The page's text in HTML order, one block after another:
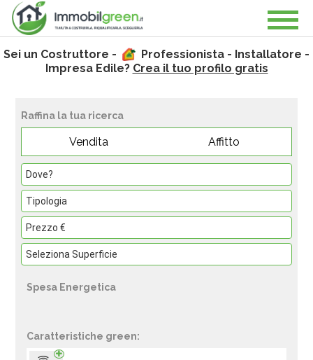
Sei un Costruttore -
Professionista - Installatore -
Impresa Edile? Crea il tuo profilo gratis
Raffina la tua ricerca
Vendita Affitto
Spesa Energetica
Caratteristiche green: